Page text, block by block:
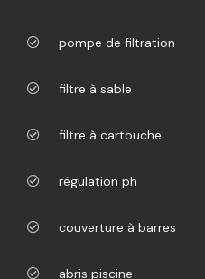
pompe de filtration
filtre à sable
filtre à cartouche
régulation ph
couverture à barres
abris piscine